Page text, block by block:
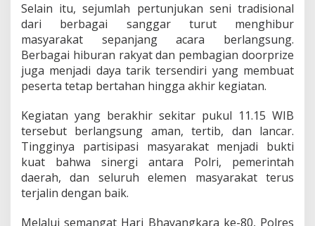
Selain itu, sejumlah pertunjukan seni tradisional
dari berbagai sanggar turut menghibur
masyarakat sepanjang acara berlangsung.
Berbagai hiburan rakyat dan pembagian doorprize
juga menjadi daya tarik tersendiri yang membuat
peserta tetap bertahan hingga akhir kegiatan.
Kegiatan yang berakhir sekitar pukul 11.15 WIB
tersebut berlangsung aman, tertib, dan lancar.
Tingginya partisipasi masyarakat menjadi bukti
kuat bahwa sinergi antara Polri, pemerintah
daerah, dan seluruh elemen masyarakat terus
terjalin dengan baik.
Melalui semangat Hari Bhayangkara ke-80, Polres